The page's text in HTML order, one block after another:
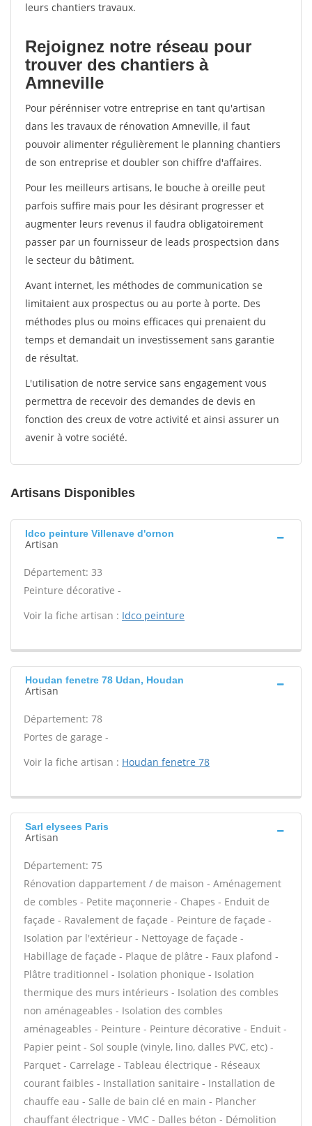
leurs chantiers travaux.
Rejoignez notre réseau pour
trouver des chantiers à
Amneville
Pour pérénniser votre entreprise en tant qu'artisan
dans les travaux de rénovation Amneville, il faut
pouvoir alimenter régulièrement le planning chantiers
de son entreprise et doubler son chiffre d'affaires.
Pour les meilleurs artisans, le bouche à oreille peut
parfois suffire mais pour les désirant progresser et
augmenter leurs revenus il faudra obligatoirement
passer par un fournisseur de leads prospectsion dans
le secteur du bâtiment.
Avant internet, les méthodes de communication se
limitaient aux prospectus ou au porte à porte. Des
méthodes plus ou moins efficaces qui prenaient du
temps et demandait un investissement sans garantie
de résultat.
L'utilisation de notre service sans engagement vous
permettra de recevoir des demandes de devis en
fonction des creux de votre activité et ainsi assurer un
avenir à votre société.
Artisans Disponibles
Idco peinture Villenave d'ornon
Artisan
Département: 33
Peinture décorative -
Voir la fiche artisan : Idco peinture
Houdan fenetre 78 Udan, Houdan
Artisan
Département: 78
Portes de garage -
Voir la fiche artisan : Houdan fenetre 78
Sarl elysees Paris
Artisan
Département: 75
Rénovation dappartement / de maison - Aménagement
de combles - Petite maçonnerie - Chapes - Enduit de
façade - Ravalement de façade - Peinture de façade -
Isolation par l'extérieur - Nettoyage de façade -
Habillage de façade - Plaque de plâtre - Faux plafond -
Plâtre traditionnel - Isolation phonique - Isolation
thermique des murs intérieurs - Isolation des combles
non aménageables - Isolation des combles
aménageables - Peinture - Peinture décorative - Enduit -
Papier peint - Sol souple (vinyle, lino, dalles PVC, etc) -
Parquet - Carrelage - Tableau électrique - Réseaux
courant faibles - Installation sanitaire - Installation de
chauffe eau - Salle de bain clé en main - Plancher
chauffant électrique - VMC - Dalles béton - Démolition